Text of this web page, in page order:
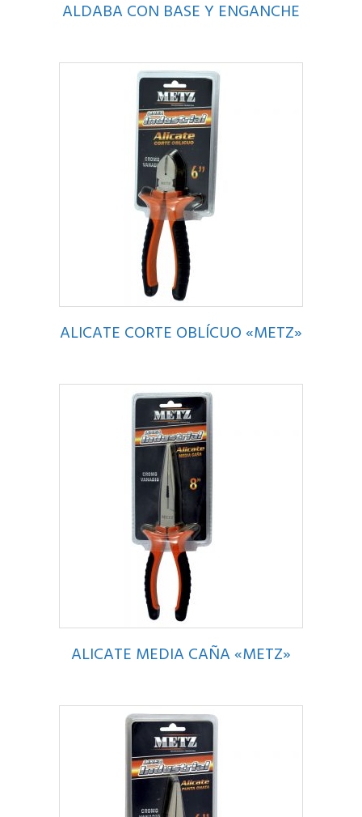
ALDABA CON BASE Y ENGANCHE
ALICATE CORTE OBLÍCUO «METZ»
ALICATE MEDIA CAÑA «METZ»